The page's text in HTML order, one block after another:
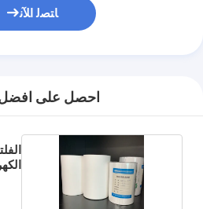
ﺎﺘﺼﻟ ﺍﻶﻧ
احصل على